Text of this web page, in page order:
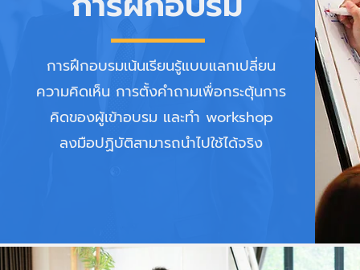
การฝึกอบรมเน้นเรียนรู้แบบแลกเปลี่ยน
ความคิดเห็น การตั้งคำถามเพื่อกระตุ้นการ
คิดของผู้เข้าอบรม และทำ workshop
ลงมือปฏิบัติสามารถนำไปใช้ได้จริง